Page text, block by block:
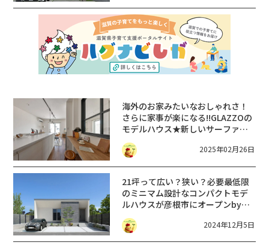
海外のお家みたいなおしゃれさ！
さらに家事が楽になる!!GLAZZOの
モデルハウス★新しいサーファー
ズスタイルの家【NEW OPEN】
2025年02月26日
21坪って広い？狭い？必要最低限
のミニマム設計なコンパクトモデ
ルハウスが彦根市にオープンbyグ
ラッソ
2024年12月5日